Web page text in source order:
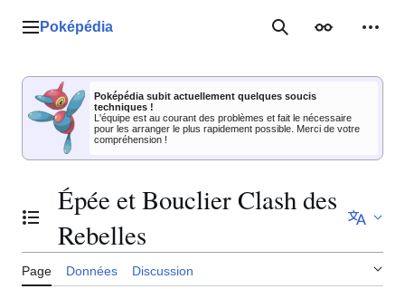
Menu principal
Poképédia RechercherApparence
Poképédia subit actuellement quelques soucis
techniques !
L'équipe est au courant des problèmes et fait le nécessaire
pour les arranger le plus rapidement possible. Merci de votre
compréhension !
Basculer la table des matières
Épée et Bouclier Clash des
Rebelles
Page Données Discussion